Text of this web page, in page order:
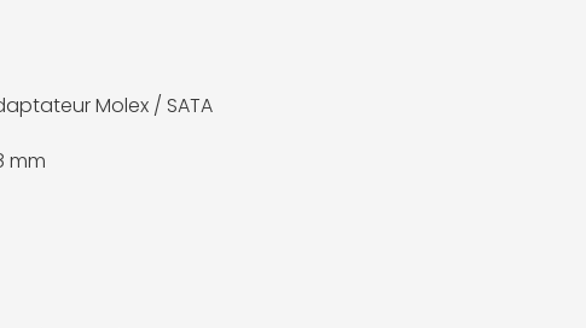
Molex / SATA
mm